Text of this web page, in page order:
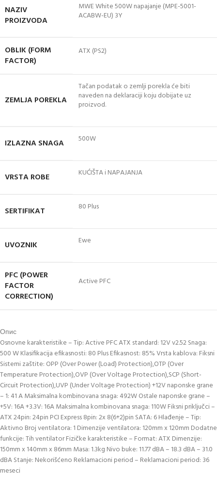
NAZIV
PROIZVODA
MWE White 500W napajanje (MPE-5001-
ACABW-EU) 3Y
OBLIK (FORM
FACTOR)
ATX (PS2)
ZEMLJA POREKLA
Tačan podatak o zemlji porekla će biti
naveden na deklaraciji koju dobijate uz
proizvod.
IZLAZNA SNAGA 500W
VRSTA ROBE KUĆIŠTA i NAPAJANJA
SERTIFIKAT 80 Plus
UVOZNIK Ewe
PFC (POWER
FACTOR
CORRECTION)
Active PFC
Опис
Osnovne karakteristike – Tip: Active PFC ATX standard: 12V v2.52 Snaga:
500 W Klasifikacija efikasnosti: 80 Plus Efikasnost: 85% Vrsta kablova: Fiksni
Sistemi zaštite: OPP (Over Power (Load) Protection),OTP (Over
Temperature Protection),OVP (Over Voltage Protection),SCP (Short-
Circuit Protection),UVP (Under Voltage Protection) +12V naponske grane
– 1: 41 A Maksimalna kombinovana snaga: 492W Ostale naponske grane –
+5V: 16A +3.3V: 16A Maksimalna kombinovana snaga: 110W Fiksni priključci –
ATX 24pin: 24pin PCI Express 8pin: 2x 8(6+2)pin SATA: 6 Hlađenje – Tip:
Aktivno Broj ventilatora: 1 Dimenzije ventilatora: 120mm x 120mm Dodatne
funkcije: Tih ventilator Fizičke karakteristike – Format: ATX Dimenzije:
150mm x 140mm x 86mm Masa: 1.3kg Nivo buke: 11.77 dBA – 18.3 dBA – 31.0
dBA Stanje: Nekorišćeno Reklamacioni period – Reklamacioni period: 36
meseci